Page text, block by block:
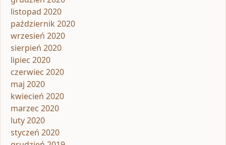
listopad 2020
październik 2020
wrzesień 2020
sierpień 2020
lipiec 2020
czerwiec 2020
maj 2020
kwiecień 2020
marzec 2020
luty 2020
styczeń 2020